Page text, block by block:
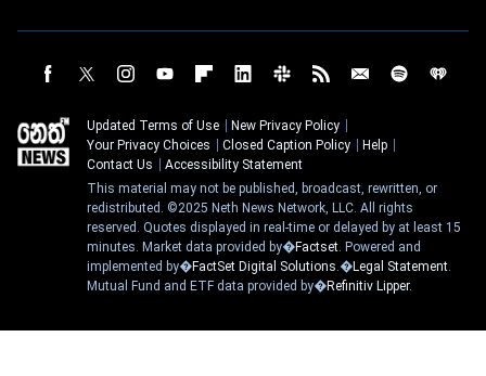
Updated Terms of Use
New Privacy Policy
Your Privacy Choices
Closed Caption Policy
Help
Contact Us
Accessibility Statement
This material may not be published, broadcast, rewritten, or
redistributed. ©2025 Neth News Network, LLC. All rights
reserved. Quotes displayed in real-time or delayed by at least 15
minutes. Market data provided by�Factset. Powered and
implemented by�FactSet Digital Solutions.�Legal Statement.
Mutual Fund and ETF data provided by�Refinitiv Lipper.